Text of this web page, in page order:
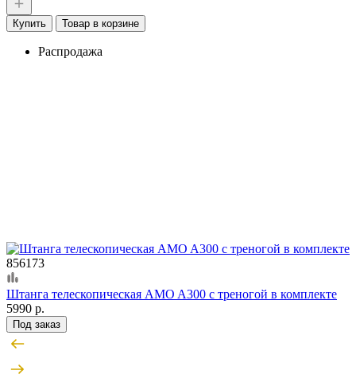
Купить Товар в корзине
Распродажа
856173
Штанга телескопическая AMO A300 с треногой в комплекте
5990 р.
Под заказ